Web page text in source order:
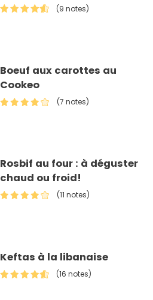
(9 notes)
Boeuf aux carottes au
Cookeo
(7 notes)
Rosbif au four : à déguster
chaud ou froid!
(11 notes)
Keftas à la libanaise
(16 notes)